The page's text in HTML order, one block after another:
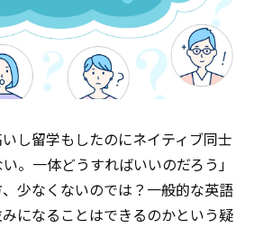
いし留学もしたのにネイティブ同士
。一体どうすればいいのだろう」
少なくないのでは？一般的な英語
になることはできるのかという疑